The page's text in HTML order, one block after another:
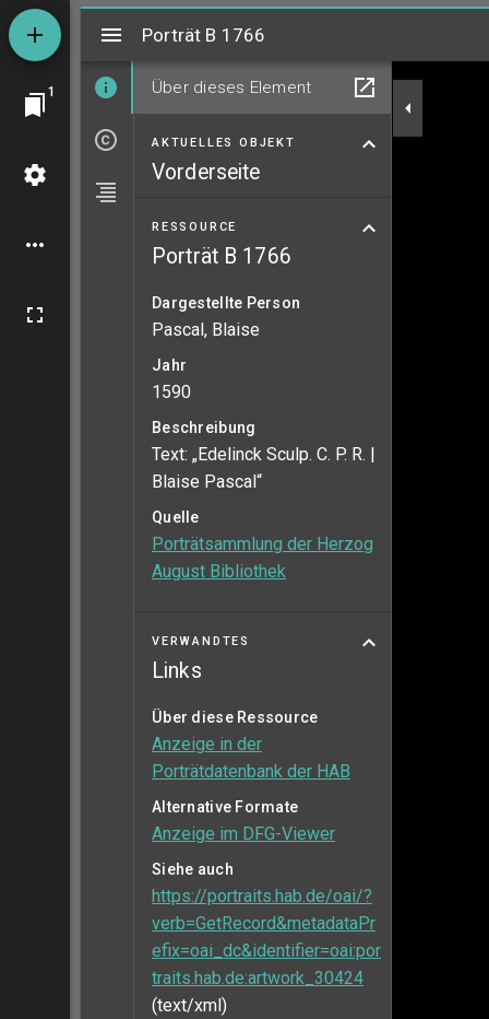
1
MiradorPorträt B 1766
Über dieses Element
AKTUELLES OBJEKT
Vorderseite
RESSOURCE
Porträt B 1766
Dargestellte Person
Pascal, Blaise
Jahr
1590
Beschreibung
Text: „Edelinck Sculp. C. P. R. |
Blaise Pascal“
Quelle
Porträtsammlung der Herzog
August Bibliothek
VERWANDTES
Links
Über diese Ressource
Anzeige in der
Porträtdatenbank der HAB
Alternative Formate
Anzeige im DFG-Viewer
Siehe auch
https://portraits.hab.de/oai/?
verb=GetRecord&metadataPr
efix=oai_dc&identifier=oai:por
traits.hab.de:artwork_30424
(text/xml)
Porträt B 1766